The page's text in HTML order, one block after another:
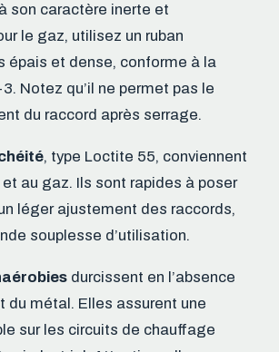
son caractère inerte et
le gaz, utilisez un ruban
épais et dense, conforme à la
Notez qu’il ne permet pas le
du raccord après serrage.
, type Loctite 55, conviennent
et au gaz. Ils sont rapides à poser
léger ajustement des raccords,
souplesse d’utilisation.
durcissent en l’absence
du métal. Elles assurent une
sur les circuits de chauffage